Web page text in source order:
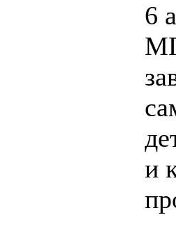
6
и